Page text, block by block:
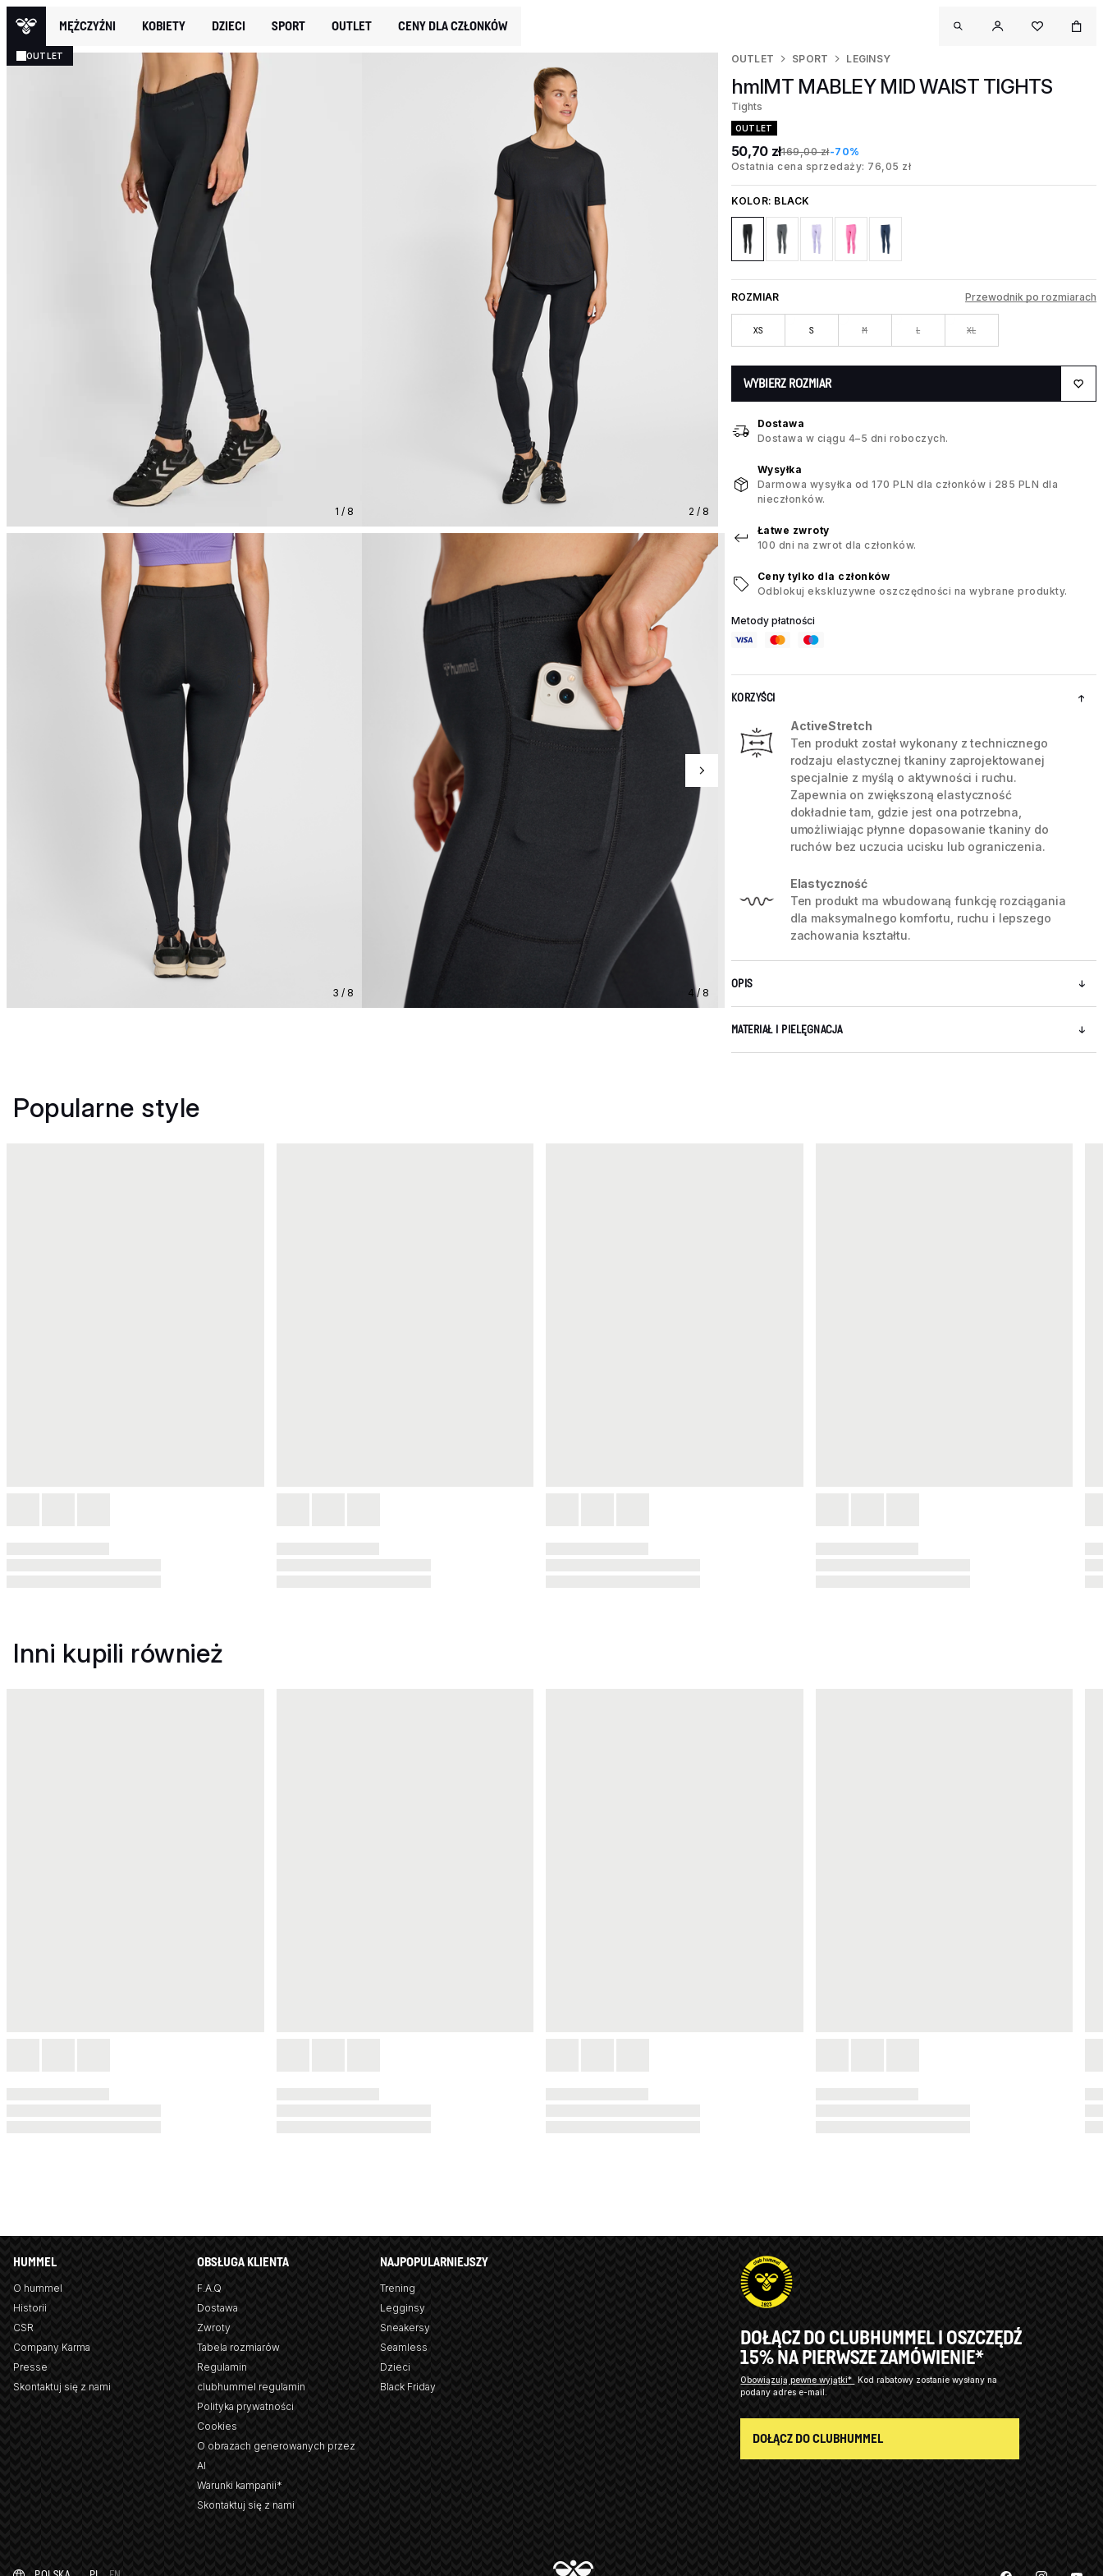
MĘŻCZYŹNI KOBIETY DZIECI SPORT OUTLET CENY DLA CZŁONKÓW
OUTLET
1 / 8 2 / 8
3 / 8 4 / 8
OUTLET SPORT LEGINSY
hmlMT MABLEY MID WAIST TIGHTS
Tights
OUTLET
50,70 zł169,00 zł-70%
Ostatnia cena sprzedaży: 76,05 zł
KOLOR: BLACK
ROZMIAR Przewodnik po rozmiarach
XS S M L XL
WYBIERZ ROZMIAR
Dostawa
Dostawa w ciągu 4–5 dni roboczych.
Wysyłka
Darmowa wysyłka od 170 PLN dla członków i 285 PLN dla
nieczłonków.
Łatwe zwroty
100 dni na zwrot dla członków.
Ceny tylko dla członków
Odblokuj ekskluzywne oszczędności na wybrane produkty.
Metody płatności
KORZYŚCI
ActiveStretch
Ten produkt został wykonany z technicznego
rodzaju elastycznej tkaniny zaprojektowanej
specjalnie z myślą o aktywności i ruchu.
Zapewnia on zwiększoną elastyczność
dokładnie tam, gdzie jest ona potrzebna,
umożliwiając płynne dopasowanie tkaniny do
ruchów bez uczucia ucisku lub ograniczenia.
Elastyczność
Ten produkt ma wbudowaną funkcję rozciągania
dla maksymalnego komfortu, ruchu i lepszego
zachowania kształtu.
OPIS
MATERIAŁ I PIELĘGNACJA
Popularne style
Inni kupili również
HUMMEL
O hummel
Historii
CSR
Company Karma
Presse
Skontaktuj się z nami
OBSŁUGA KLIENTA
F.A.Q
Dostawa
Zwroty
Tabela rozmiarów
Regulamin
clubhummel regulamin
Polityka prywatności
Cookies
O obrazach generowanych przez
AI
Warunki kampanii*
Skontaktuj się z nami
NAJPOPULARNIEJSZY
Trening
Legginsy
Sneakersy
Seamless
Dzieci
Black Friday
DOŁĄCZ DO CLUBHUMMEL I OSZCZĘDŹ
15% NA PIERWSZE ZAMÓWIENIE*
Obowiązują pewne wyjątki*
Kod rabatowy zostanie wysłany na
podany adres e-mail.
DOŁĄCZ DO CLUBHUMMEL